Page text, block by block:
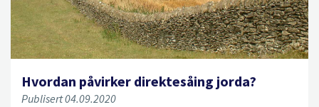
Hvordan påvirker direktesåing jorda?
Publisert 04.09.2020